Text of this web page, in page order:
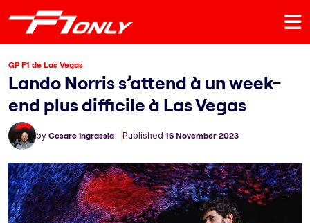
GP F1 de Las Vegas
Lando Norris s’attend à un week-
end plus difficile à Las Vegas
by Cesare Ingrassia Published 16 November 2023